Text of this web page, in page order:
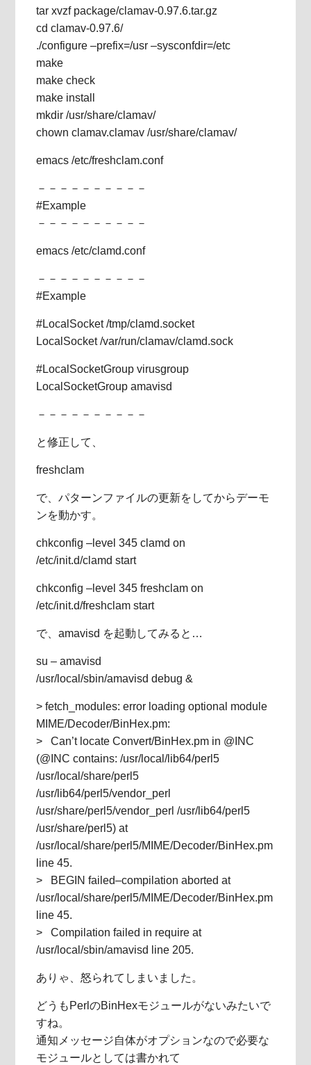
tar xvzf package/clamav-0.97.6.tar.gz
cd clamav-0.97.6/
./configure –prefix=/usr –sysconfdir=/etc
make
make check
make install
mkdir /usr/share/clamav/
chown clamav.clamav /usr/share/clamav/
emacs /etc/freshclam.conf
－－－－－－－－－－
#Example
－－－－－－－－－－
emacs /etc/clamd.conf
－－－－－－－－－－
#Example
#LocalSocket /tmp/clamd.socket
LocalSocket /var/run/clamav/clamd.sock
#LocalSocketGroup virusgroup
LocalSocketGroup amavisd
－－－－－－－－－－
と修正して、
freshclam
で、パターンファイルの更新をしてからデーモ
ンを動かす。
chkconfig –level 345 clamd on
/etc/init.d/clamd start
chkconfig –level 345 freshclam on
/etc/init.d/freshclam start
で、amavisd を起動してみると…
su – amavisd
/usr/local/sbin/amavisd debug &
> fetch_modules: error loading optional module
MIME/Decoder/BinHex.pm:
> Can’t locate Convert/BinHex.pm in @INC
(@INC contains: /usr/local/lib64/perl5
/usr/local/share/perl5
/usr/lib64/perl5/vendor_perl
/usr/share/perl5/vendor_perl /usr/lib64/perl5
/usr/share/perl5) at
/usr/local/share/perl5/MIME/Decoder/BinHex.pm
line 45.
> BEGIN failed–compilation aborted at
/usr/local/share/perl5/MIME/Decoder/BinHex.pm
line 45.
> Compilation failed in require at
/usr/local/sbin/amavisd line 205.
ありゃ、怒られてしまいました。
どうもPerlのBinHexモジュールがないみたいで
すね。
通知メッセージ自体がオプションなので必要な
モジュールとしては書かれて